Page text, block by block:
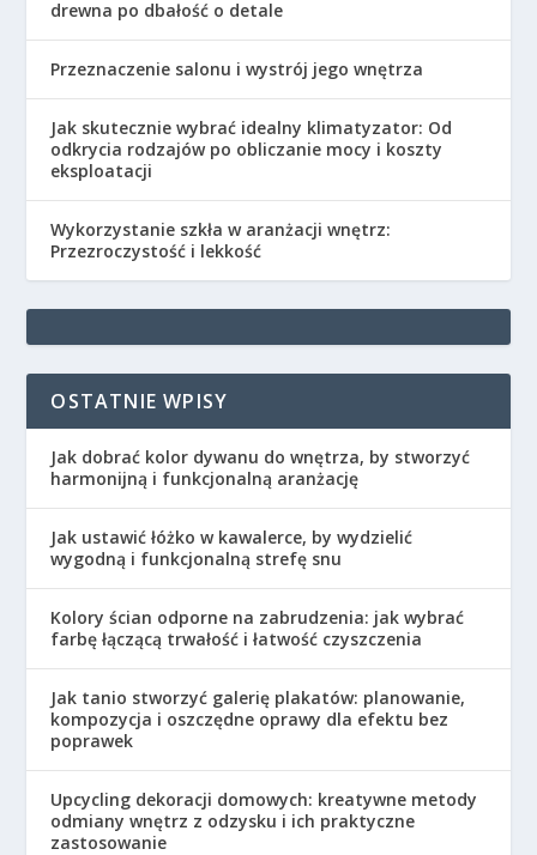
drewna po dbałość o detale
Przeznaczenie salonu i wystrój jego wnętrza
Jak skutecznie wybrać idealny klimatyzator: Od
odkrycia rodzajów po obliczanie mocy i koszty
eksploatacji
Wykorzystanie szkła w aranżacji wnętrz:
Przezroczystość i lekkość
OSTATNIE WPISY
Jak dobrać kolor dywanu do wnętrza, by stworzyć
harmonijną i funkcjonalną aranżację
Jak ustawić łóżko w kawalerce, by wydzielić
wygodną i funkcjonalną strefę snu
Kolory ścian odporne na zabrudzenia: jak wybrać
farbę łączącą trwałość i łatwość czyszczenia
Jak tanio stworzyć galerię plakatów: planowanie,
kompozycja i oszczędne oprawy dla efektu bez
poprawek
Upcycling dekoracji domowych: kreatywne metody
odmiany wnętrz z odzysku i ich praktyczne
zastosowanie